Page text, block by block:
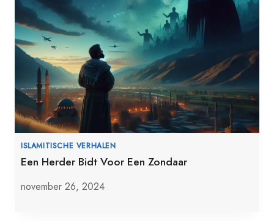
ISLAMITISCHE VERHALEN
Een Herder Bidt Voor Een Zondaar
november 26, 2024